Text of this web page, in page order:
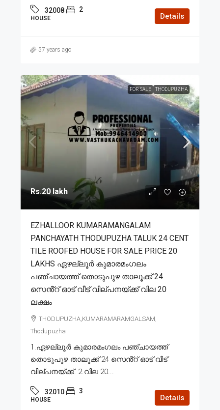
32008 2
HOUSE Details
57 years ago
FOR SALE THODUPUZHA
Rs.20 lakh
EZHALLOOR KUMARAMANGALAM
PANCHAYATH THODUPUZHA TALUK 24 CENT
TILE ROOFED HOUSE FOR SALE PRICE 20
LAKHS ഏഴല്ലൂർ കുമാരമംഗലം
പഞ്ചായത്ത് തൊടുപുഴ താലൂക്ക് 24
സെൻ്റ് ഓട് വീട് വില്പനയ്ക്ക് വില 20
ലക്ഷം
THODUPUZHA,KUMARAMARAMGALSAM,
Thodupuzha
1.ഏഴല്ലൂർ കുമാരമംഗലം പഞ്ചായത്ത്
തൊടുപുഴ താലൂക്ക് 24 സെൻ്റ് ഓട് വീട്
വില്പനയ്ക്ക്. 2.വില 20...
32010 3
HOUSE Details